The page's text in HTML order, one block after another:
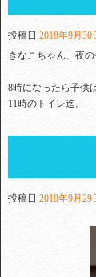
投稿日 2018年9月30
きなこちゃん、夜の
8時になったら子供
11時のトイレ迄。
投稿日 2018年9月29